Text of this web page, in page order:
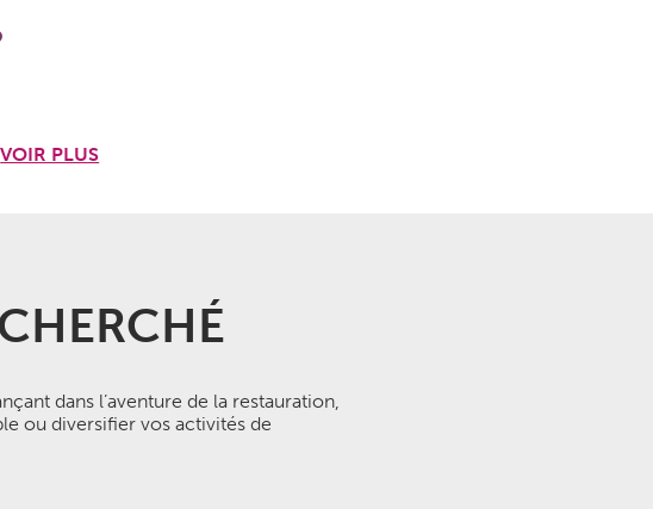
VOIR PLUS
dans l’aventure de la restauration,
ou diversifier vos activités de